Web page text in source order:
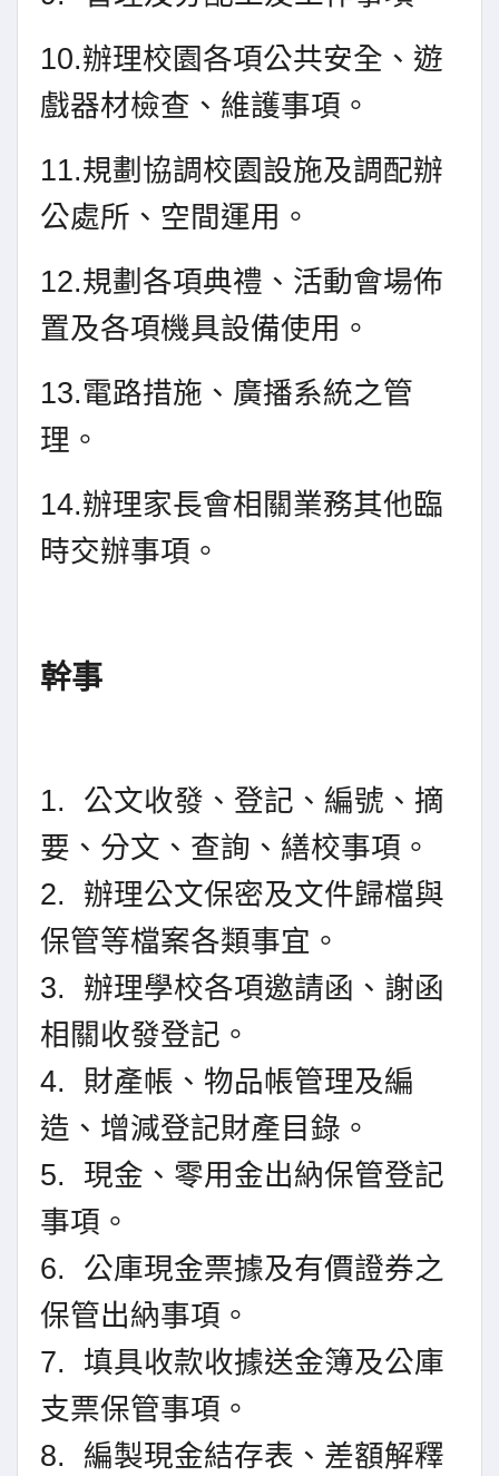
10.辦理校園各項公共安全、遊
戲器材檢查、維護事項。
11.規劃協調校園設施及調配辦
公處所、空間運用。
12.規劃各項典禮、活動會場佈
置及各項機具設備使用。
13.電路措施、廣播系統之管
理。
14.辦理家長會相關業務其他臨
時交辦事項。
幹事
1. 公文收發、登記、編號、摘
要、分文、查詢、繕校事項。
2. 辦理公文保密及文件歸檔與
保管等檔案各類事宜。
3. 辦理學校各項邀請函、謝函
相關收發登記。
4. 財產帳、物品帳管理及編
造、增減登記財產目錄。
5. 現金、零用金出納保管登記
事項。
6. 公庫現金票據及有價證券之
保管出納事項。
7. 填具收款收據送金簿及公庫
支票保管事項。
8. 編製現金結存表、差額解釋